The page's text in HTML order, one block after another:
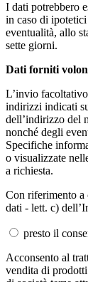
I dati potrebbero
in caso di
eventualità, allo
sette giorni.
Dati forniti
L’invio
indirizzi indicati
dell’indirizzo del
nonché degli
Specifiche
o visualizzate
a richiesta.
Con riferimento a
dati - lett. c)
presto il
Acconsento al
vendita di